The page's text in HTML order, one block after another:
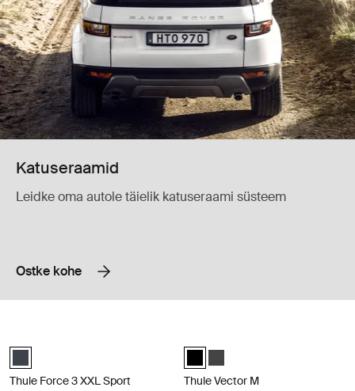
Katuseraamid
Leidke oma autole täielik katuseraami süsteem
Ostke kohe
black matte (selected)
Thule Force 3 XXL Sport
Thule Vector M Black Metallic
Thule Vector M Titan Matte
Thule Vector M